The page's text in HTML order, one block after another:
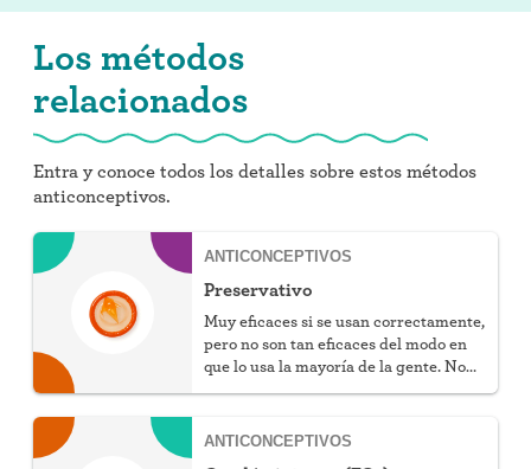
Los métodos
relacionados
Entra y conoce todos los detalles sobre estos métodos
anticonceptivos.
ANTICONCEPTIVOS
Preservativo
Muy eficaces si se usan correctamente,
pero no son tan eficaces del modo en
que lo usa la mayoría de la gente. No
esfuerzo.
ANTICONCEPTIVOS